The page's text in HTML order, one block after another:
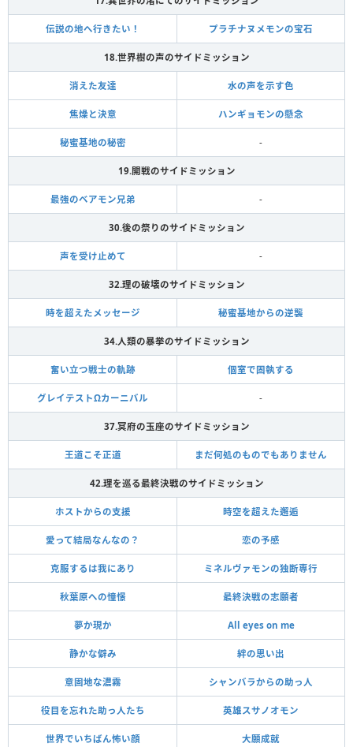
伝説の地へ行きたい！ プラチナヌメモンの宝石
18.世界樹の声のサイドミッション
消えた友達 水の声を示す色
焦燥と決意 ハンギョモンの懸念
秘蜜基地の秘密 -
19.開戦のサイドミッション
最強のベアモン兄弟 -
30.後の祭りのサイドミッション
声を受け止めて -
32.理の破壊のサイドミッション
時を超えたメッセージ 秘蜜基地からの逆襲
34.人類の暴挙のサイドミッション
奮い立つ戦士の軌跡 個室で固執する
グレイテストΩカーニバル -
37.冥府の玉座のサイドミッション
王道こそ正道 まだ何処のものでもありません
42.理を巡る最終決戦のサイドミッション
ホストからの支援 時空を超えた邂逅
愛って結局なんなの？ 恋の予感
克服するは我にあり ミネルヴァモンの独断専行
秋葉原への憧憬 最終決戦の志願者
夢か現か All eyes on me
静かな僻み 絆の思い出
意固地な濃霧 シャンバラからの助っ人
役目を忘れた助っ人たち 英雄スサノオモン
世界でいちばん怖い顔 大願成就